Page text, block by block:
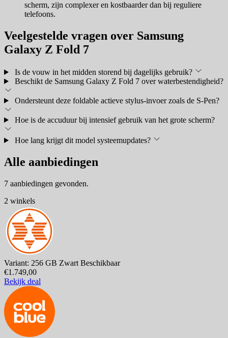
scherm, zijn complexer en kostbaarder dan bij reguliere
telefoons.
Veelgestelde vragen over Samsung
Galaxy Z Fold 7
Is de vouw in het midden storend bij dagelijks gebruik?
Beschikt de Samsung Galaxy Z Fold 7 over waterbestendigheid?
Ondersteunt deze foldable actieve stylus-invoer zoals de S-Pen?
Hoe is de accuduur bij intensief gebruik van het grote scherm?
Hoe lang krijgt dit model systeemupdates?
Alle aanbiedingen
7 aanbiedingen gevonden.
2 winkels
Variant: 256 GB Zwart Beschikbaar
€1.749,00
Bekijk deal